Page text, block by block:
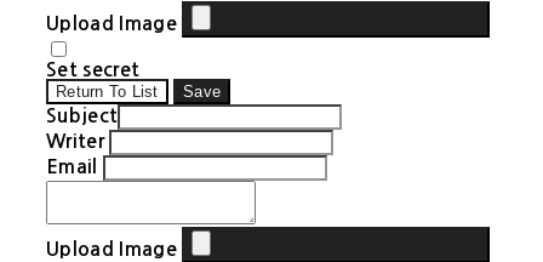
Upload Image
Set secret
Return To List
Save
Subject
Writer
Email
Upload Image